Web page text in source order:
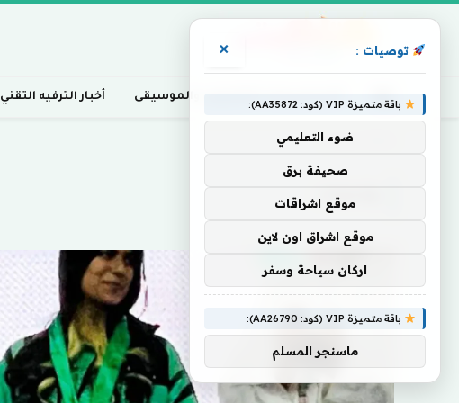
أخبار السينما، التلفزيون، والموسيقى أخبار الترفيه التقني
ولاعبات
ولاعبات
توصيات : ×
باقة متميزة VIP (كود: AA35872):
ضوء التعليمي
صحيفة برق
موقع اشراقات
موقع اشراق اون لاين
اركان سياحة وسفر
باقة متميزة VIP (كود: AA26790):
ماسنجر المسلم